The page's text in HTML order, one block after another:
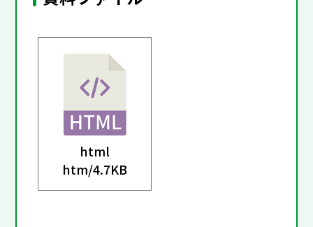
html
htm/4.7KB